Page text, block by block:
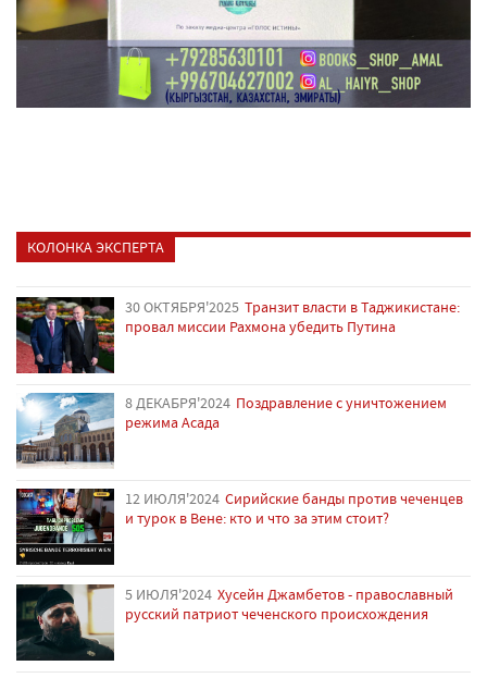
КОЛОНКА ЭКСПЕРТА
30 ОКТЯБРЯ'2025 Транзит власти в Таджикистане:
провал миссии Рахмона убедить Путина
8 ДЕКАБРЯ'2024 Поздравление с уничтожением
режима Асада
12 ИЮЛЯ'2024 Сирийские банды против чеченцев
и турок в Вене: кто и что за этим стоит?
5 ИЮЛЯ'2024 Хусейн Джамбетов - православный
русский патриот чеченского происхождения